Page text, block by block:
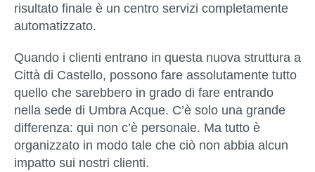
risultato finale è un centro servizi completamente
automatizzato.
Quando i clienti entrano in questa nuova struttura a
Città di Castello, possono fare assolutamente tutto
quello che sarebbero in grado di fare entrando
nella sede di Umbra Acque. C’è solo una grande
differenza: qui non c’è personale. Ma tutto è
organizzato in modo tale che ciò non abbia alcun
impatto sui nostri clienti.